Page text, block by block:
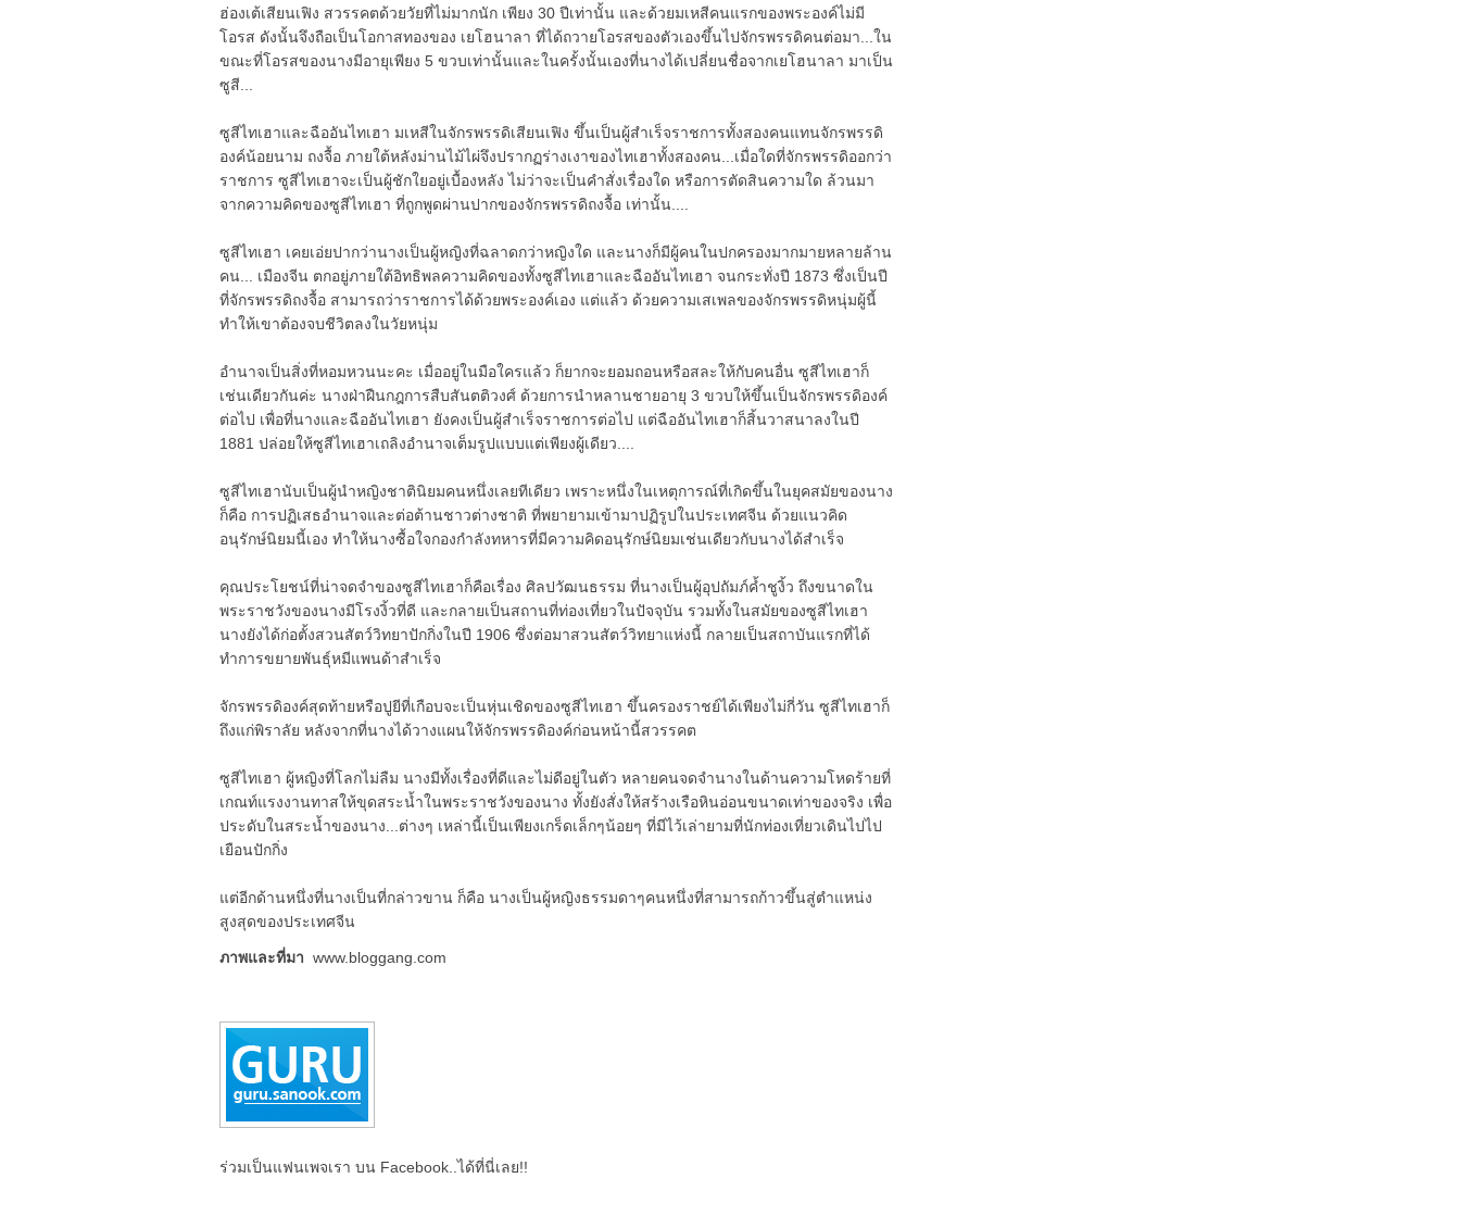
ฮ่องเต้เสียนเฟิง สวรรคตด้วยวัยที่ไม่มากนัก เพียง 30 ปีเท่านั้น และด้วยมเหสีคนแรกของพระองค์ไม่มี
โอรส ดังนั้นจึงถือเป็นโอกาสทองของ เยโฮนาลา ที่ได้ถวายโอรสของตัวเองขึ้นไปจักรพรรดิคนต่อมา...ใน
ขณะที่โอรสของนางมีอายุเพียง 5 ขวบเท่านั้นและในครั้งนั้นเองที่นางได้เปลี่ยนชื่อจากเยโฮนาลา มาเป็น
ซูสี...
ซูสีไทเฮาและฉืออันไทเฮา มเหสีในจักรพรรดิเสียนเฟิง ขึ้นเป็นผู้สำเร็จราชการทั้งสองคนแทนจักรพรรดิ
องค์น้อยนาม ถงจื้อ ภายใต้หลังม่านไม้ไผ่จึงปรากฏร่างเงาของไทเฮาทั้งสองคน...เมื่อใดที่จักรพรรดิออกว่า
ราชการ ซูสีไทเฮาจะเป็นผู้ชักใยอยู่เบื้องหลัง ไม่ว่าจะเป็นคำสั่งเรื่องใด หรือการตัดสินความใด ล้วนมา
จากความคิดของซูสีไทเฮา ที่ถูกพูดผ่านปากของจักรพรรดิถงจื้อ เท่านั้น....
ซูสีไทเฮา เคยเอ่ยปากว่านางเป็นผู้หญิงที่ฉลาดกว่าหญิงใด และนางก็มีผู้คนในปกครองมากมายหลายล้าน
คน... เมืองจีน ตกอยู่ภายใต้อิทธิพลความคิดของทั้งซูสีไทเฮาและฉืออันไทเฮา จนกระทั่งปี 1873 ซึ่งเป็นปี
ที่จักรพรรดิถงจื้อ สามารถว่าราชการได้ด้วยพระองค์เอง แต่แล้ว ด้วยความเสเพลของจักรพรรดิหนุ่มผู้นี้
ทำให้เขาต้องจบชีวิตลงในวัยหนุ่ม
อำนาจเป็นสิ่งที่หอมหวนนะคะ เมื่ออยู่ในมือใครแล้ว ก็ยากจะยอมถอนหรือสละให้กับคนอื่น ซูสีไทเฮาก็
เช่นเดียวกันค่ะ นางฝ่าฝืนกฎการสืบสันตติวงศ์ ด้วยการนำหลานชายอายุ 3 ขวบให้ขึ้นเป็นจักรพรรดิองค์
ต่อไป เพื่อที่นางและฉืออันไทเฮา ยังคงเป็นผู้สำเร็จราชการต่อไป แต่ฉืออันไทเฮาก็สิ้นวาสนาลงในปี
1881 ปล่อยให้ซูสีไทเฮาเถลิงอำนาจเต็มรูปแบบแต่เพียงผู้เดียว....
ซูสีไทเฮานับเป็นผู้นำหญิงชาตินิยมคนหนึ่งเลยทีเดียว เพราะหนึ่งในเหตุการณ์ที่เกิดขึ้นในยุคสมัยของนาง
ก็คือ การปฏิเสธอำนาจและต่อต้านชาวต่างชาติ ที่พยายามเข้ามาปฏิรูปในประเทศจีน ด้วยแนวคิด
อนุรักษ์นิยมนี้เอง ทำให้นางซื้อใจกองกำลังทหารที่มีความคิดอนุรักษ์นิยมเช่นเดียวกับนางได้สำเร็จ
คุณประโยชน์ที่น่าจดจำของซูสีไทเฮาก็คือเรื่อง ศิลปวัฒนธรรม ที่นางเป็นผู้อุปถัมภ์ค้ำชูงิ้ว ถึงขนาดใน
พระราชวังของนางมีโรงงิ้วที่ดี และกลายเป็นสถานที่ท่องเที่ยวในปัจจุบัน รวมทั้งในสมัยของซูสีไทเฮา
นางยังได้ก่อตั้งสวนสัตว์วิทยาปักกิ่งในปี 1906 ซึ่งต่อมาสวนสัตว์วิทยาแห่งนี้ กลายเป็นสถาบันแรกที่ได้
ทำการขยายพันธุ์หมีแพนด้าสำเร็จ
จักรพรรดิองค์สุดท้ายหรือปูยีที่เกือบจะเป็นหุ่นเชิดของซูสีไทเฮา ขึ้นครองราชย์ได้เพียงไม่กี่วัน ซูสีไทเฮาก็
ถึงแก่พิราลัย หลังจากที่นางได้วางแผนให้จักรพรรดิองค์ก่อนหน้านี้สวรรคต
ซูสีไทเฮา ผู้หญิงที่โลกไม่ลืม นางมีทั้งเรื่องที่ดีและไม่ดีอยู่ในตัว หลายคนจดจำนางในด้านความโหดร้ายที่
เกณท์แรงงานทาสให้ขุดสระน้ำในพระราชวังของนาง ทั้งยังสั่งให้สร้างเรือหินอ่อนขนาดเท่าของจริง เพื่อ
ประดับในสระน้ำของนาง...ต่างๆ เหล่านี้เป็นเพียงเกร็ดเล็กๆน้อยๆ ที่มีไว้เล่ายามที่นักท่องเที่ยวเดินไปไป
เยือนปักกิ่ง
แต่อีกด้านหนึ่งที่นางเป็นที่กล่าวขาน ก็คือ นางเป็นผู้หญิงธรรมดาๆคนหนึ่งที่สามารถก้าวขึ้นสู่ตำแหน่ง
สูงสุดของประเทศจีน
ภาพและที่มา www.bloggang.com
ร่วมเป็นแฟนเพจเรา บน Facebook..ได้ที่นี่เลย!!